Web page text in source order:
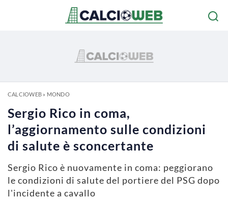
CALCIOWEB» MONDO
Sergio Rico in coma,
l’aggiornamento sulle condizioni
di salute è sconcertante
Sergio Rico è nuovamente in coma: peggiorano
le condizioni di salute del portiere del PSG dopo
l'incidente a cavallo